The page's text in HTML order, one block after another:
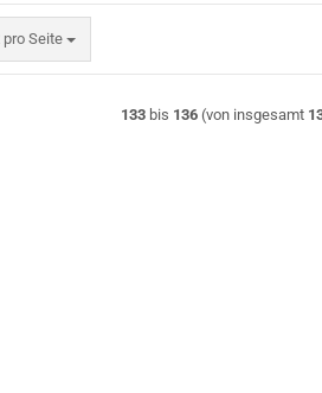
pro Seite
Seite
133 bis 136 (von insgesamt